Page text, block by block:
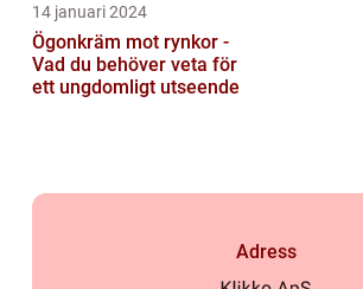
14 januari 2024
Ögonkräm mot rynkor -
Vad du behöver veta för
ett ungdomligt utseende
Adress